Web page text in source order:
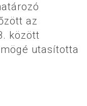
az
között
utasította